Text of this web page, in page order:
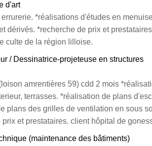
d'art
*réalisations d'études en
dérivés. *recherche de prix et prestataires
culte de la région lilloise.
/ Dessinatrice-projeteuse en structures
amrentières 59) cdd 2 mois
terrasses. *réalisation de plans
plans des grilles de ventilation en sous
et prestataires. client hôpital de
(maintenance des bâtiments)